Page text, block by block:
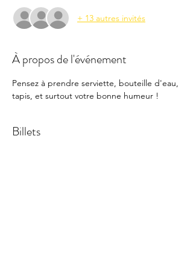
+ 13 autres invités
À propos de l'événement
Pensez à prendre serviette, bouteille d'eau,
tapis, et surtout votre bonne humeur !
Billets